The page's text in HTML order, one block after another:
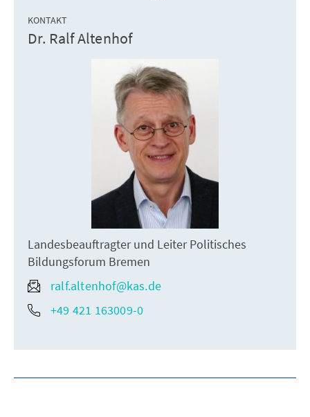
KONTAKT
Dr. Ralf Altenhof
Landesbeauftragter und Leiter Politisches
Bildungsforum Bremen
ralf.altenhof@kas.de
+49 421 163009-0